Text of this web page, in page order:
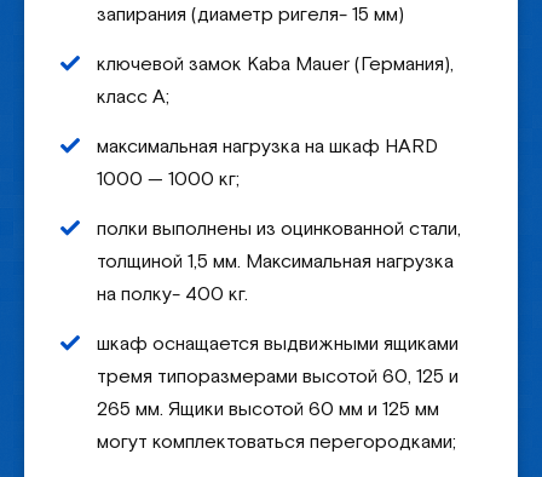
запирания (диаметр ригеля- 15 мм)
ключевой замок Kaba Mauer (Германия),
класс A;
максимальная нагрузка на шкаф HARD
1000 — 1000 кг;
полки выполнены из оцинкованной стали,
толщиной 1,5 мм. Максимальная нагрузка
на полку- 400 кг.
шкаф оснащается выдвижными ящиками
тремя типоразмерами высотой 60, 125 и
265 мм. Ящики высотой 60 мм и 125 мм
могут комплектоваться перегородками;